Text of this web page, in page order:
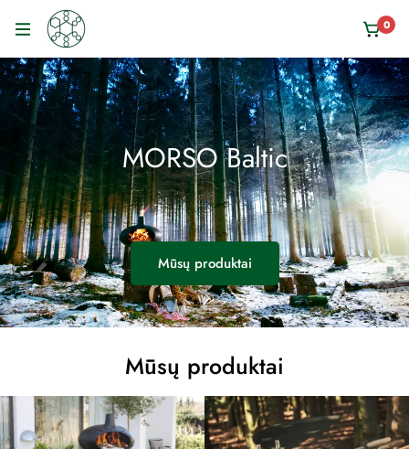
0
MORSO Baltic
Mūsų produktai
Mūsų produktai